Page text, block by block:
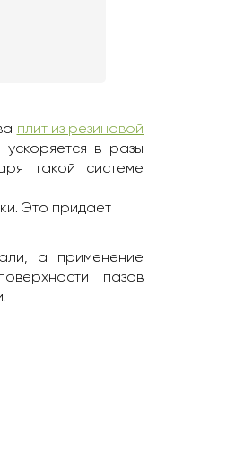
плит из резиновой
в разы
такой системе
Это придает
а применение
пазов